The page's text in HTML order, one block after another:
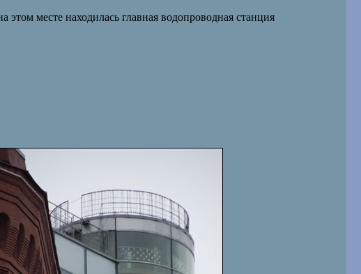
этом месте находилась главная водопроводная станция